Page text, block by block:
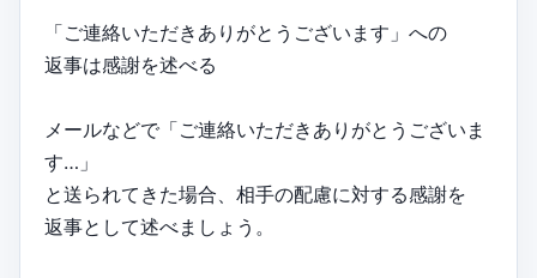
「ご連絡いただきありがとうございます」への
返事は感謝を述べる
メールなどで「ご連絡いただきありがとうございま
す…」
と送られてきた場合、相手の配慮に対する感謝を
返事として述べましょう。